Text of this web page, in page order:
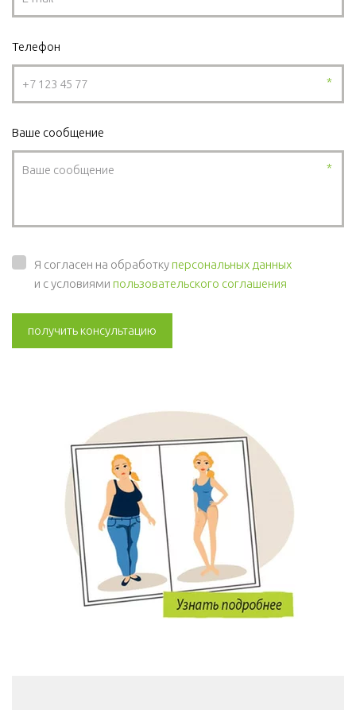
Телефон
*
Ваше сообщение
*
Я согласен на обработкуперсональных данных
и с условиями пользовательского соглашения
получить консультацию